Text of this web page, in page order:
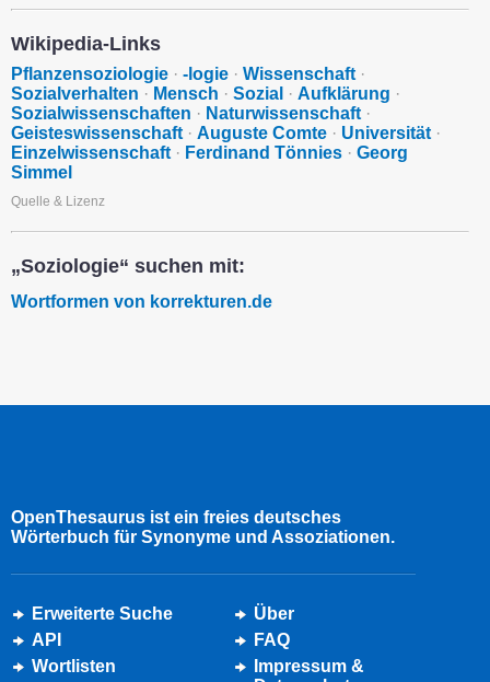
Wikipedia-Links
Pflanzensoziologie · -logie · Wissenschaft ·
Sozialverhalten · Mensch · Sozial · Aufklärung ·
Sozialwissenschaften · Naturwissenschaft ·
Geisteswissenschaft · Auguste Comte · Universität ·
Einzelwissenschaft · Ferdinand Tönnies · Georg
Simmel
Quelle & Lizenz
„Soziologie“ suchen mit:
Wortformen von korrekturen.de
OpenThesaurus ist ein freies deutsches
Wörterbuch für Synonyme und Assoziationen.
Erweiterte Suche
API
Wortlisten
Über
FAQ
Impressum &